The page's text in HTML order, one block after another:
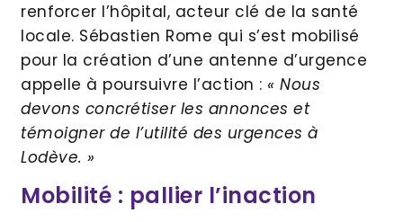
renforcer l’hôpital, acteur clé de la santé
locale. Sébastien Rome qui s’est mobilisé
pour la création d’une antenne d’urgence
appelle à poursuivre l’action : « Nous
devons concrétiser les annonces et
témoigner de l’utilité des urgences à
Lodève. »
Mobilité : pallier l’inaction